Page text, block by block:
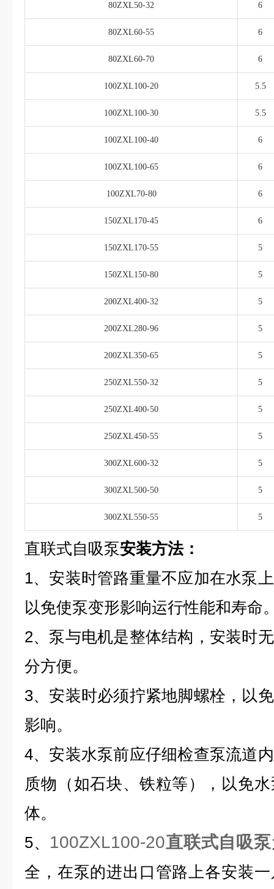
80ZXL50-32 6
80ZXL60-55 6
80ZXL60-70 6
100ZXL100-20 5.5
100ZXL100-30 5.5
100ZXL100-40 6
100ZXL100-65 6
100ZXL70-80 6
150ZXL170-45 6
150ZXL170-55 5
150ZXL150-80 5
200ZXL400-32 5
200ZXL280-96 5
200ZXL350-65 5
250ZXL550-32 5
250ZXL400-50 5
250ZXL450-55 5
300ZXL600-32 5
300ZXL500-50 5
300ZXL550-55 5
直联式自吸泵安装方法：
1、安装时管路重量不应加在水泵
以免使泵变形影响运行性能和寿命
2、泵与电机是整体结构，安装时
分方便。
3、安装时必须拧紧地脚螺栓，以
影响。
4、安装水泵前应仔细检查泵流道
质物（如石块、铁粒等），以免
体。
5、 100ZXL100-20直联式自吸泵
全，在泵的进出口管路上各安装